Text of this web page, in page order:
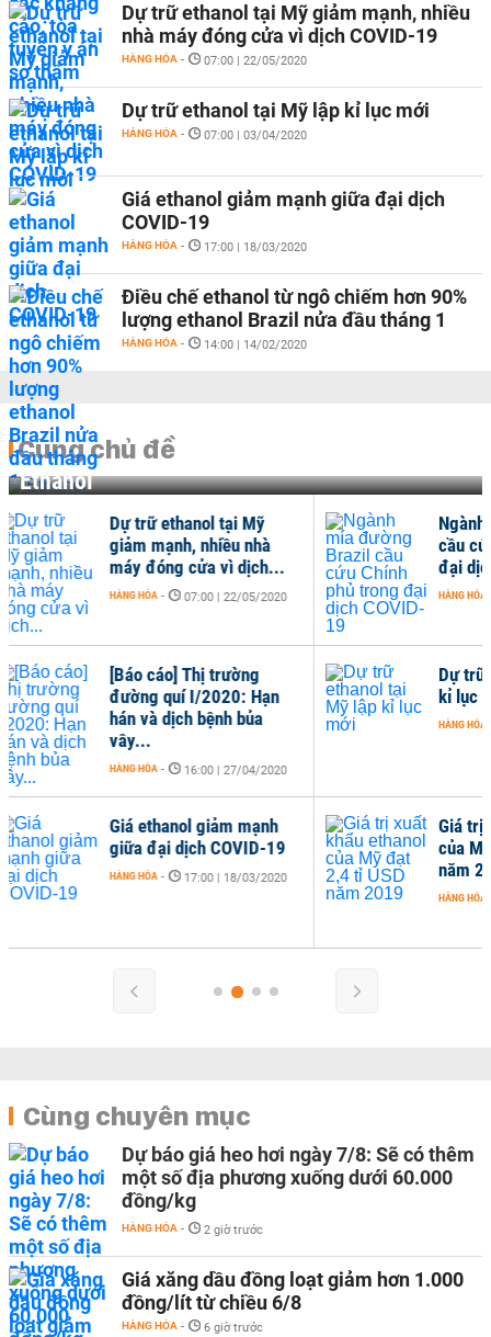
Dự trữ ethanol tại Mỹ giảm mạnh, nhiều
nhà máy đóng cửa vì dịch COVID-19
HÀNG HÓA - 07:00 | 22/05/2020
Dự trữ ethanol tại Mỹ lập kỉ lục mới
HÀNG HÓA - 07:00 | 03/04/2020
Giá ethanol giảm mạnh giữa đại dịch
COVID-19
HÀNG HÓA - 17:00 | 18/03/2020
Điều chế ethanol từ ngô chiếm hơn 90%
lượng ethanol Brazil nửa đầu tháng 1
HÀNG HÓA - 14:00 | 14/02/2020
Cùng chủ đề
Ethanol
Ngành mía đường Brazil
cầu cứu Chính phủ trong
đại dịch COVID-19
HÀNG HÓA - 07:00 | 07/04/2020
Dự trữ ethanol tại Mỹ lập
kỉ lục mới
HÀNG HÓA - 07:00 | 03/04/2020
Giá trị xuất khẩu ethanol
của Mỹ đạt 2,4 tỉ USD
năm 2019
11:00 | 11/02/2020
Cùng chuyên mục
Dự báo giá heo hơi ngày 7/8: Sẽ có thêm
một số địa phương xuống dưới 60.000
đồng/kg
HÀNG HÓA - 2 giờ trước
Giá xăng dầu đồng loạt giảm hơn 1.000
đồng/lít từ chiều 6/8
HÀNG HÓA - 6 giờ trước